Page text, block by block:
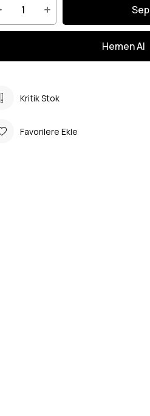
Kritik Stok
Favorilere Ekle